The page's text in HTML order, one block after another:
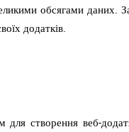
обсягами даних.
додатків.
створення веб-